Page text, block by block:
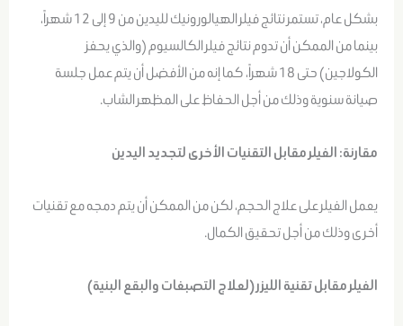
بشكل عام، تستمر نتائج فيلر الهيالورونيك لليدين من 9 إلى 12 شهراً،
بينما من الممكن أن تدوم نتائج فيلر الكالسيوم (والذي يحفز
الكولاجين) حتى 18 شهراً، كما إنه من الأفضل أن يتم عمل جلسة
صيانة سنوية وذلك من أجل الحفاظ على المظهر الشاب.
مقارنة: الفيلر مقابل التقنيات الأخرى لتجديد اليدين
يعمل الفيلر على علاج الحجم، لكن من الممكن أن يتم دمجه مع تقنيات
أخرى وذلك من أجل تحقيق الكمال.
الفيلر مقابل تقنية الليزر (لعلاج التصبغات والبقع البنية)